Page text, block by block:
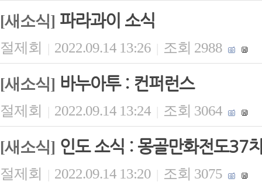
[새소식] 파라과이 소식
절제회 | 2022.09.14 13:26 | 조회 2988
[새소식] 바누아투 : 컨퍼런스
절제회 | 2022.09.14 13:24 | 조회 3064
[새소식] 인도 소식 : 몽골만화전도37
절제회 | 2022.09.14 13:20 | 조회 3075